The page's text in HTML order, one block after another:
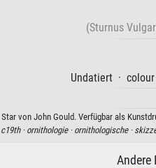
(Sturnus
Undatiert ·
Star von John Gould. Verfügbar als
c19th · ornithologie · ornithologische ·
Andere